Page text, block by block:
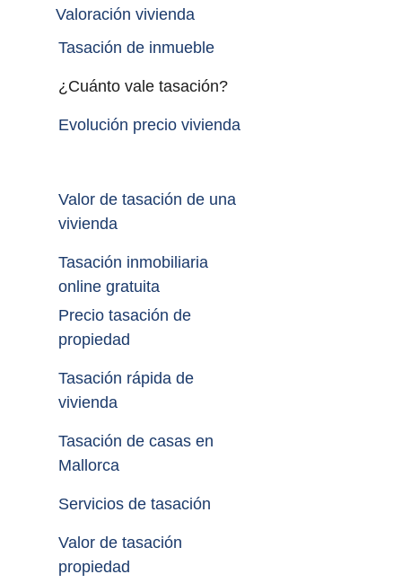
Valoración vivienda
Tasación de inmueble
Valor de tasación de una
vivienda
Tasación inmobiliaria
online gratuita
Precio tasación de
propiedad
Tasación rápida de
vivienda
Tasación de casas en
Mallorca
Servicios de tasación
Valor de tasación
propiedad
¿Cuánto vale tasación?
Evolución precio vivienda